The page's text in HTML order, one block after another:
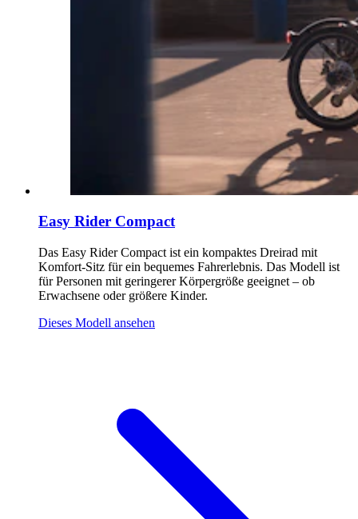
Easy Rider Compact
Das Easy Rider Compact ist ein kompaktes Dreirad mit
Komfort-Sitz für ein bequemes Fahrerlebnis. Das Modell ist
für Personen mit geringerer Körpergröße geeignet – ob
Erwachsene oder größere Kinder.
Dieses Modell ansehen